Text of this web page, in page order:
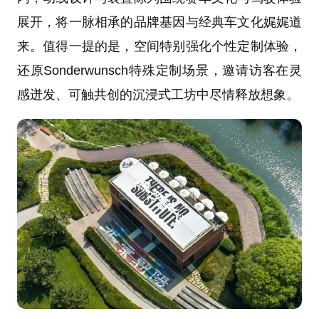
展开，将一脉相承的品牌基因与经典车文化娓娓道
来。值得一提的是，空间特别强化个性定制体验，
还原Sonderwunsch特殊定制场景，邀请访客在灵
感迸发、可触共创的沉浸式工坊中尽情释放想象。